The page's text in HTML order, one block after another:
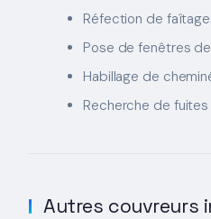
Réfection de
Pose de fenêtres
Habillage de
Recherche de
Autres couvreurs